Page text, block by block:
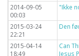
2014-09-05
00:03
"Ikke
2015-03-24
22:21
Den
2015-04-14
18:49
Can
Jesus